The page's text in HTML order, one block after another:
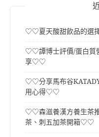
♡♡夏天酸甜飲品的選
♡♡譚博士評價/蛋白質
享♡♡
♡♡分享馬布谷
用心得♡♡
♡♡森滋養漢方養生茶
茶、刺五加茶開箱♡♡